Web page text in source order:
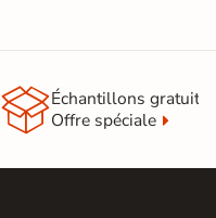
Échantillons gratuit
Offre spéciale